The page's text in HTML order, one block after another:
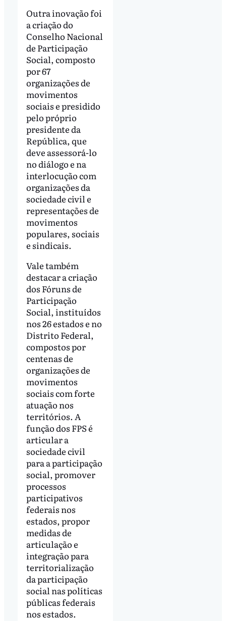
Outra inovação foi
a criação do
Conselho Nacional
de Participação
Social, composto
por 67
organizações de
movimentos
sociais e presidido
pelo próprio
presidente da
República, que
deve assessorá-lo
no diálogo e na
interlocução com
organizações da
sociedade civil e
representações de
movimentos
populares, sociais
e sindicais.
Vale também
destacar a criação
dos Fóruns de
Participação
Social, instituídos
nos 26 estados e no
Distrito Federal,
compostos por
centenas de
organizações de
movimentos
sociais com forte
atuação nos
territórios. A
função dos FPS é
articular a
sociedade civil
para a participação
social, promover
processos
participativos
federais nos
estados, propor
medidas de
articulação e
integração para
territorialização
da participação
social nas políticas
públicas federais
nos estados.